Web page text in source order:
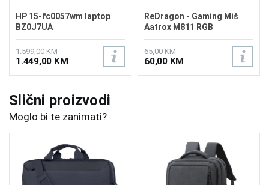
HP 15-fc0057wm laptop
BZ0J7UA
1.599,00 KM
1.449,00 KM
ReDragon - Gaming Miš
Aatrox M811 RGB
65,00 KM
60,00 KM
Slični proizvodi
Moglo bi te zanimati?